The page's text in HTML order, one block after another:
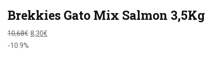
Brekkies Gato Mix Salmon 3,5Kg
10,68€ 8,30€
-10.9%